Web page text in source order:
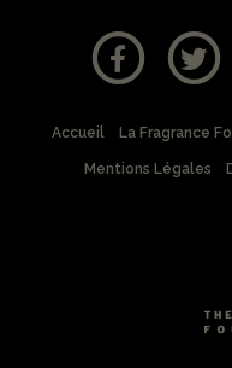
Accueil La Fragrance
Mentions Légales